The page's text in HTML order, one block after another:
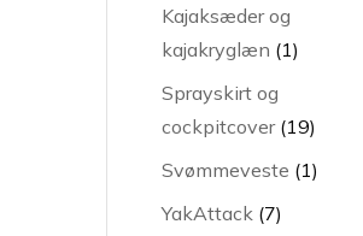
Kajaksæder og
kajakryglæn 11
Sprayskirt og
cockpitcover 1919
varer
Svømmeveste 11
YakAttack 77